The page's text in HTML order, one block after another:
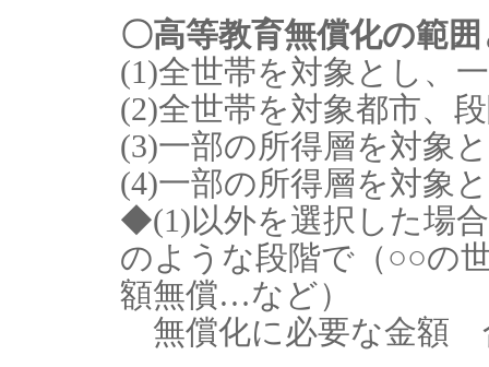
〇高等教育無償化の範
(1)全世帯を対象とし、
(2)全世帯を対象都市、
(3)一部の所得層を対象
(4)一部の所得層を対象
◆(1)以外を選択した場
のような段階で（○○の
額無償…など）
無償化に必要な金額